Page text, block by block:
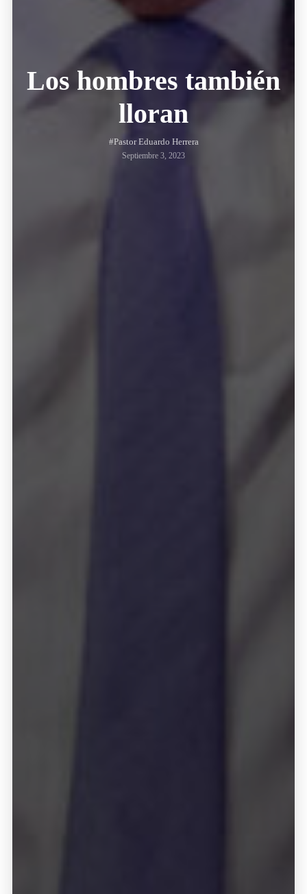
Los hombres también
lloran
#Pastor Eduardo Herrera
Septiembre 3, 2023